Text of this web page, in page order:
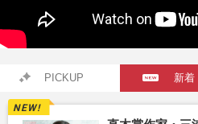
PICKUP 新着